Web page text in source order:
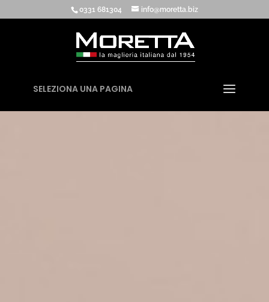
0331 681304 info@moretta.biz
SELEZIONA UNA PAGINA